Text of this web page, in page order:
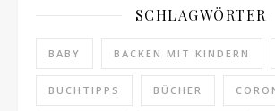
SCHLAGWÖRTER
BABY BACKEN MIT KINDERN
BUCHTIPPS BÜCHER